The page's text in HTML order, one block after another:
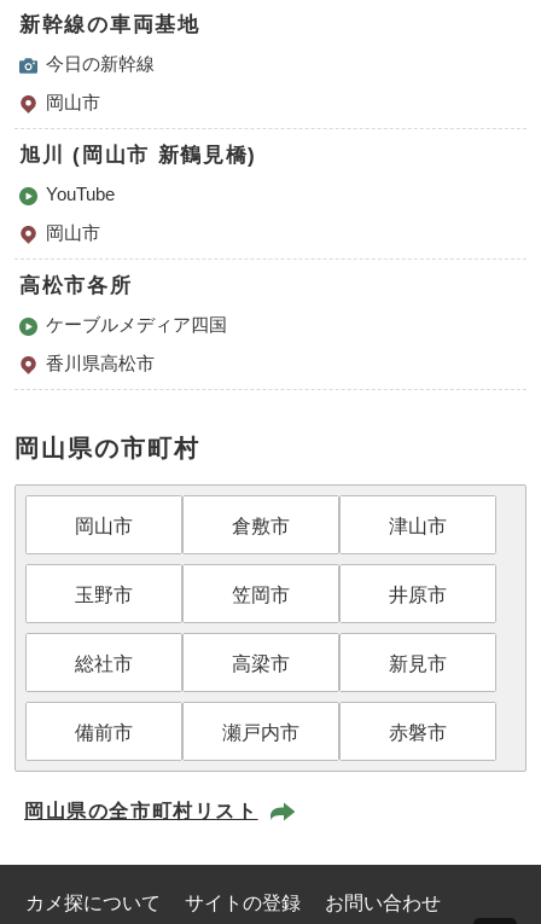
新幹線の車両基地
今日の新幹線
岡山市
旭川 (岡山市 新鶴見橋)
YouTube
岡山市
高松市各所
ケーブルメディア四国
香川県高松市
岡山県の市町村
岡山市 倉敷市 津山市
玉野市 笠岡市 井原市
総社市 高梁市 新見市
備前市 瀬戸内市 赤磐市
岡山県の全市町村リスト
カメ探について サイトの登録 お問い合わせ